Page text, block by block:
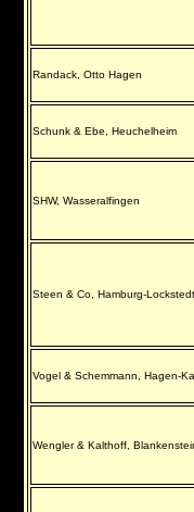
Randack, Otto Hagen
Schunk & Ebe, Heuchelheim
SHW, Wasseralfingen
Steen & Co, Hamburg-Lockstedt
Vogel & Schemmann, Hagen-
Wengler & Kalthoff,